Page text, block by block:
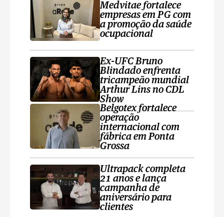
Medvitae fortalece
empresas em PG com
a promoção da saúde
ocupacional
Ex-UFC Bruno
Blindado enfrenta
tricampeão mundial
Arthur Lins no CDL
Show
Belgotex fortalece
operação
internacional com
fábrica em Ponta
Grossa
Ultrapack completa
21 anos e lança
campanha de
aniversário para
clientes